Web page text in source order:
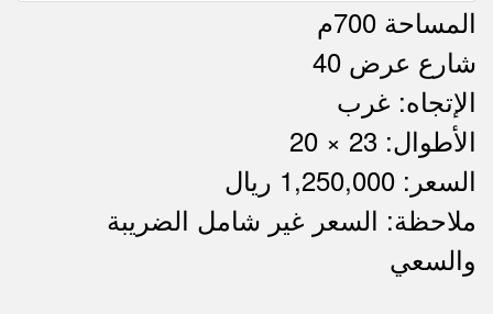
المساحة 700م
شارع عرض 40
الإتجاه: غرب
الأطوال: 23 × 20
السعر: 1,250,000 ريال
ملاحظاتملاحظة: السعر غير شامل الضريبة
والسعي